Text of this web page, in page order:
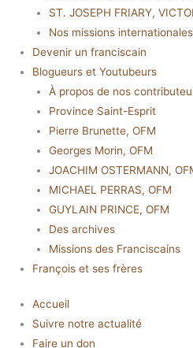
ST. JOSEPH FRIARY,
Nos missions internationales
Devenir un franciscain
Blogueurs et Youtubeurs
À propos de nos
Province Saint-Esprit
Pierre Brunette, OFM
Georges Morin, OFM
JOACHIM OSTERMANN,
MICHAEL PERRAS, OFM
GUYLAIN PRINCE, OFM
Des archives
Missions des Franciscains
François et ses frères
Accueil
Suivre notre actualité
Faire un don